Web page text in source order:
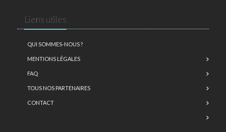
Liens utiles
QUI SOMMES-NOUS ?
MENTIONS LÉGALES
FAQ
TOUS NOS PARTENAIRES
CONTACT